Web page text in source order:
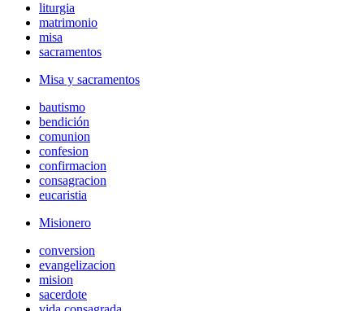
liturgia
matrimonio
misa
sacramentos
Misa y sacramentos
bautismo
bendición
comunion
confesion
confirmacion
consagracion
eucaristia
Misionero
conversion
evangelizacion
mision
sacerdote